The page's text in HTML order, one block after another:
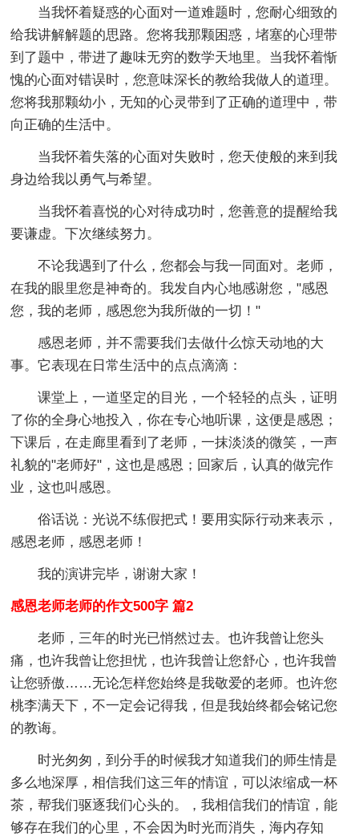
当我怀着疑惑的心面对一道难题时，您耐心细致的
给我讲解解题的思路。您将我那颗困惑，堵塞的心理带
到了题中，带进了趣味无穷的数学天地里。当我怀着惭
愧的心面对错误时，您意味深长的教给我做人的道理。
您将我那颗幼小，无知的心灵带到了正确的道理中，带
向正确的生活中。
当我怀着失落的心面对失败时，您天使般的来到我
身边给我以勇气与希望。
当我怀着喜悦的心对待成功时，您善意的提醒给我
要谦虚。下次继续努力。
不论我遇到了什么，您都会与我一同面对。老师，
在我的眼里您是神奇的。我发自内心地感谢您，"感恩
您，我的老师，感恩您为我所做的一切！"
感恩老师，并不需要我们去做什么惊天动地的大
事。它表现在日常生活中的点点滴滴：
课堂上，一道坚定的目光，一个轻轻的点头，证明
了你的全身心地投入，你在专心地听课，这便是感恩；
下课后，在走廊里看到了老师，一抹淡淡的微笑，一声
礼貌的"老师好"，这也是感恩；回家后，认真的做完作
业，这也叫感恩。
俗话说：光说不练假把式！要用实际行动来表示，
感恩老师，感恩老师！
我的演讲完毕，谢谢大家！
感恩老师老师的作文500字 篇2
老师，三年的时光已悄然过去。也许我曾让您头
痛，也许我曾让您担忧，也许我曾让您舒心，也许我曾
让您骄傲……无论怎样您始终是我敬爱的老师。也许您
桃李满天下，不一定会记得我，但是我始终都会铭记您
的教诲。
时光匆匆，到分手的时候我才知道我们的师生情是
多么地深厚，相信我们这三年的情谊，可以浓缩成一杯
茶，帮我们驱逐我们心头的。，我相信我们的情谊，能
够存在我们的心里，不会因为时光而消失，海内存知